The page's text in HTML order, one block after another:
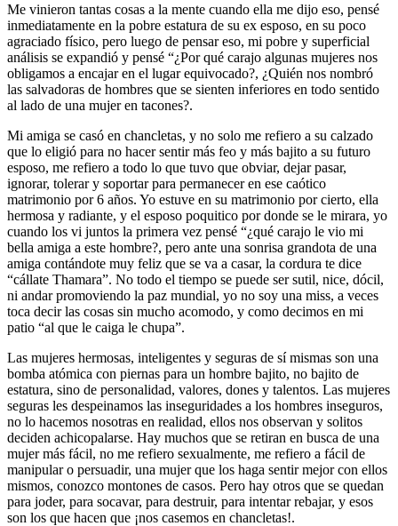
Me vinieron tantas cosas a la mente cuando ella me dijo eso, pensé
inmediatamente en la pobre estatura de su ex esposo, en su poco
agraciado físico, pero luego de pensar eso, mi pobre y superficial
análisis se expandió y pensé “¿Por qué carajo algunas mujeres nos
obligamos a encajar en el lugar equivocado?, ¿Quién nos nombró
las salvadoras de hombres que se sienten inferiores en todo sentido
al lado de una mujer en tacones?.
Mi amiga se casó en chancletas, y no solo me refiero a su calzado
que lo eligió para no hacer sentir más feo y más bajito a su futuro
esposo, me refiero a todo lo que tuvo que obviar, dejar pasar,
ignorar, tolerar y soportar para permanecer en ese caótico
matrimonio por 6 años. Yo estuve en su matrimonio por cierto, ella
hermosa y radiante, y el esposo poquitico por donde se le mirara, yo
cuando los vi juntos la primera vez pensé “¿qué carajo le vio mi
bella amiga a este hombre?, pero ante una sonrisa grandota de una
amiga contándote muy feliz que se va a casar, la cordura te dice
“cállate Thamara”. No todo el tiempo se puede ser sutil, nice, dócil,
ni andar promoviendo la paz mundial, yo no soy una miss, a veces
toca decir las cosas sin mucho acomodo, y como decimos en mi
patio “al que le caiga le chupa”.
Las mujeres hermosas, inteligentes y seguras de sí mismas son una
bomba atómica con piernas para un hombre bajito, no bajito de
estatura, sino de personalidad, valores, dones y talentos. Las mujeres
seguras les despeinamos las inseguridades a los hombres inseguros,
no lo hacemos nosotras en realidad, ellos nos observan y solitos
deciden achicopalarse. Hay muchos que se retiran en busca de una
mujer más fácil, no me refiero sexualmente, me refiero a fácil de
manipular o persuadir, una mujer que los haga sentir mejor con ellos
mismos, conozco montones de casos. Pero hay otros que se quedan
para joder, para socavar, para destruir, para intentar rebajar, y esos
son los que hacen que ¡nos casemos en chancletas!.